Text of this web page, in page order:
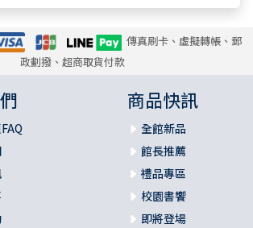
傳真刷卡、虛擬轉帳、郵
政劃撥、超商取貨付款
商品快訊
全館新品
館長推薦
禮品專區
校園書饗
即將登場